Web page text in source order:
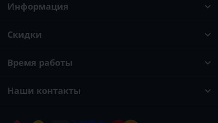
Информация
Скидки
Время работы
Наши контакты